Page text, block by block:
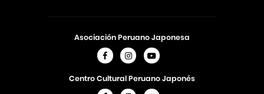
Asociación Peruano Japonesa
Centro Cultural Peruano Japonés